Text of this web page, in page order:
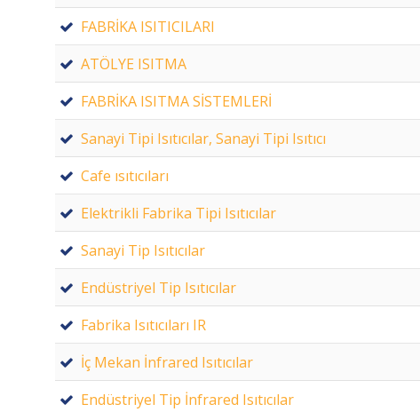
FABRİKA ISITICILARI
ATÖLYE ISITMA
FABRİKA ISITMA SİSTEMLERİ
Sanayi Tipi Isıtıcılar, Sanayi Tipi Isıtıcı
Cafe ısıtıcıları
Elektrikli Fabrika Tipi Isıtıcılar
Sanayi Tip Isıtıcılar
Endüstriyel Tip Isıtıcılar
Fabrika Isıtıcıları IR
İç Mekan İnfrared Isıtıcılar
Endüstriyel Tip İnfrared Isıtıcılar